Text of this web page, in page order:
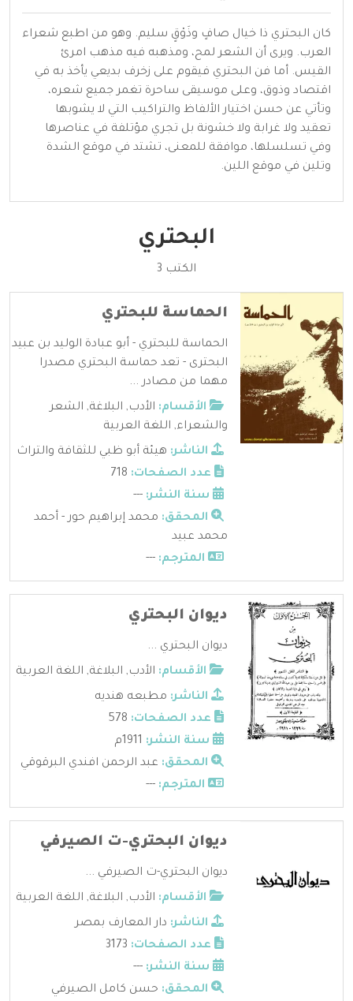
كان البحتري ذا خيال صافٍ وذَوْقٍ سليم. وهو من اطبع شعراء
العرب. ويرى أن الشعر لمح، ومذهبه فيه مذهب امرئ
القيس. أما فن البحتري فيقوم على زخرف بديعي يأخذ به في
اقتصاد وذوق، وعلى موسيقى ساحرة تغمر جميع شعره،
وتأتي عن حسن اختيار الألفاظ والتراكيب التي لا يشوبها
تعقيد ولا غرابة ولا خشونة بل تجري مؤتلفة في عناصرها
وفي تسلسلها، موافقة للمعنى، تشتد في موقع الشدة
وتلين في موقع اللين.
البحتري
الكتب 3
الحماسة للبحتري
الحماسة للبحتري - أبو عبادة الوليد بن عبيد
البحترى - تعد حماسة البحتري مصدرا
مهما من مصادر ...
الأقسام: الأدب, البلاغة, الشعر
والشعراء, اللغة العربية
الناشر: هيئة أبو ظبي للثقافة والتراث
عدد الصفحات:
سنة النشر: ---
المحقق: محمد إبراهيم حور - أحمد
محمد عبيد
المترجم: ---
ديوان البحتري
ديوان البحتري ...
الأقسام: الأدب, البلاغة, اللغة العربية
الناشر: مطبعه هنديه
عدد الصفحات:
سنة النشر:
المحقق: عبد الرحمن افندي البرقوقي
المترجم: ---
ديوان البحتري-ت الصيرفي
ديوان البحتري-ت الصيرفي ...
الأقسام: الأدب, البلاغة, اللغة العربية
الناشر: دار المعارف بمصر
عدد الصفحات:
سنة النشر: ---
المحقق: حسن كامل الصيرفي